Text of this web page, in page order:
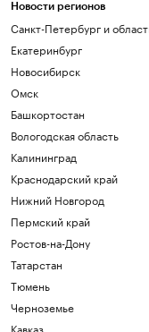
Новости регионов
Санкт-Петербург и
Екатеринбург
Новосибирск
Омск
Башкортостан
Вологодская область
Калининград
Краснодарский край
Нижний Новгород
Пермский край
Ростов-на-Дону
Татарстан
Тюмень
Черноземье
Кавказ